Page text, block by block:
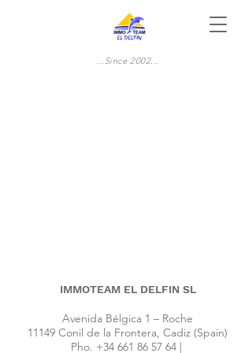
...Since 2002...
IMMOTEAM EL DELFIN SL
Avenida Bélgica 1 – Roche
11149 Conil de la Frontera, Cadiz (Spain)
Pho. +34 661 86 57 64|